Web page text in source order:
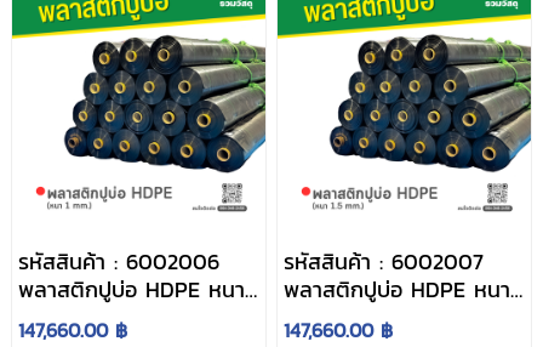
รหัสสินค้า : 6002006
พลาสติกปูบ่อ HDPE หนา
1 mm.
147,660.00 ฿
รหัสสินค้า : 6002007
พลาสติกปูบ่อ HDPE หนา
1.5 mm.
147,660.00 ฿